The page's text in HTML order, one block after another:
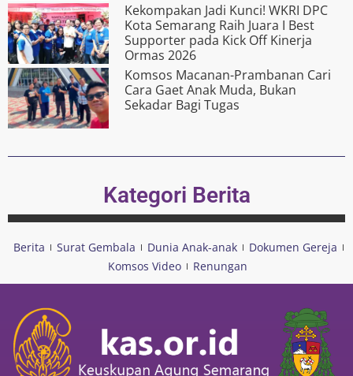
Kekompakan Jadi Kunci! WKRI DPC
Kota Semarang Raih Juara I Best
Supporter pada Kick Off Kinerja
Ormas 2026
Komsos Macanan-Prambanan Cari
Cara Gaet Anak Muda, Bukan
Sekadar Bagi Tugas
Kategori Berita
Berita Surat Gembala Dunia Anak-anak
Dokumen Gereja
Komsos Video
Renungan